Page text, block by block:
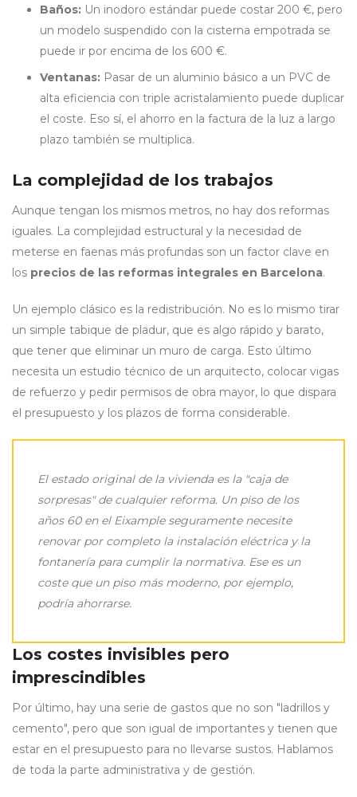
Baños: Un inodoro estándar puede costar 200 €, pero
un modelo suspendido con la cisterna empotrada se
puede ir por encima de los 600 €.
Ventanas: Pasar de un aluminio básico a un PVC de
alta eficiencia con triple acristalamiento puede duplicar
el coste. Eso sí, el ahorro en la factura de la luz a largo
plazo también se multiplica.
La complejidad de los trabajos
Aunque tengan los mismos metros, no hay dos reformas
iguales. La complejidad estructural y la necesidad de
meterse en faenas más profundas son un factor clave en
los precios de las reformas integrales en Barcelona.
Un ejemplo clásico es la redistribución. No es lo mismo tirar
un simple tabique de pladur, que es algo rápido y barato,
que tener que eliminar un muro de carga. Esto último
necesita un estudio técnico de un arquitecto, colocar vigas
de refuerzo y pedir permisos de obra mayor, lo que dispara
el presupuesto y los plazos de forma considerable.
El estado original de la vivienda es la "caja de
sorpresas" de cualquier reforma. Un piso de los
años 60 en el Eixample seguramente necesite
renovar por completo la instalación eléctrica y la
fontanería para cumplir la normativa. Ese es un
coste que un piso más moderno, por ejemplo,
podría ahorrarse.
Los costes invisibles pero
imprescindibles
Por último, hay una serie de gastos que no son "ladrillos y
cemento", pero que son igual de importantes y tienen que
estar en el presupuesto para no llevarse sustos. Hablamos
de toda la parte administrativa y de gestión.